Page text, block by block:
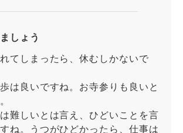
しょう
てしまったら、休むしかないで
は良いですね。お寺参りも良いと
難しいとは言え、ひどいことを言
ね。うつがひどかったら、仕事は